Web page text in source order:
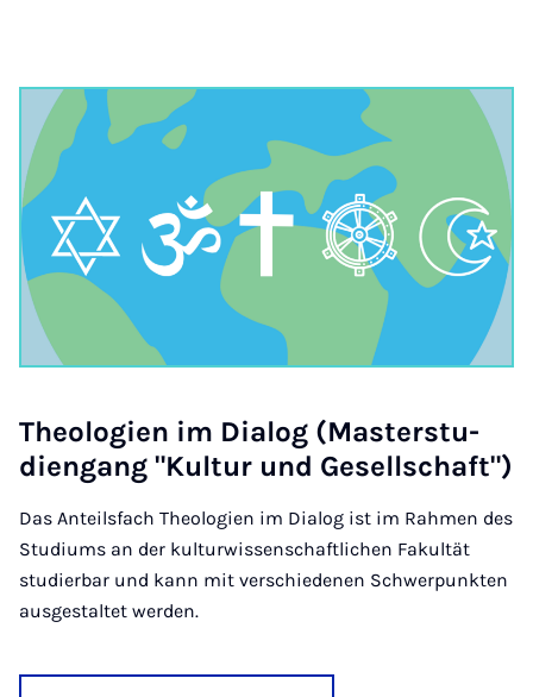
Theo­lo­gi­en im Di­a­log (Mas­ter­stu­
dien­gang "Kul­tur und Ge­sell­schaft")
Das Anteilsfach Theologien im Dialog ist im Rahmen des
Studiums an der kulturwissenschaftlichen Fakultät
studierbar und kann mit verschiedenen Schwerpunkten
ausgestaltet werden.